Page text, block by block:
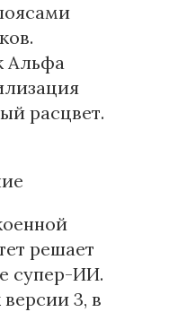
Альфа
расцвет.
решает
супер-ИИ.
3, в